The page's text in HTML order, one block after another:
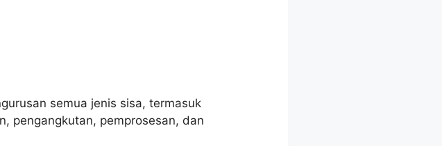
semua jenis sisa, termasuk
pengangkutan, pemprosesan, dan